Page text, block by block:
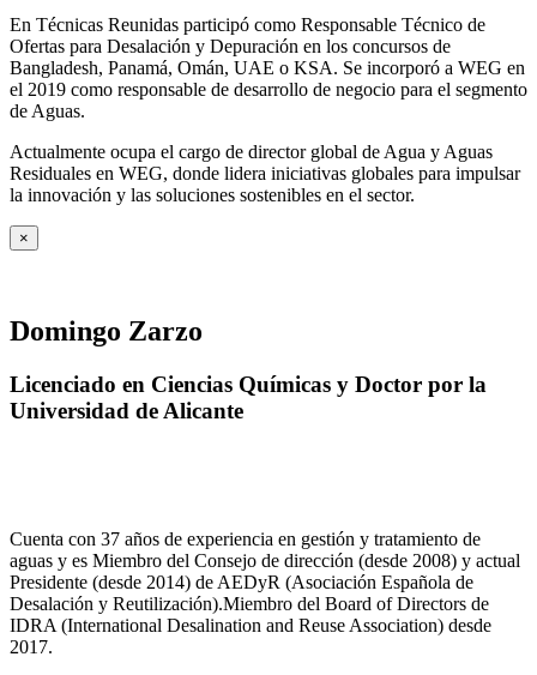
En Técnicas Reunidas participó como Responsable Técnico de
Ofertas para Desalación y Depuración en los concursos de
Bangladesh, Panamá, Omán, UAE o KSA. Se incorporó a WEG en
el 2019 como responsable de desarrollo de negocio para el segmento
de Aguas.
Actualmente ocupa el cargo de director global de Agua y Aguas
Residuales en WEG, donde lidera iniciativas globales para impulsar
la innovación y las soluciones sostenibles en el sector.
×
Domingo Zarzo
Licenciado en Ciencias Químicas y Doctor por la
Universidad de Alicante
Cuenta con 37 años de experiencia en gestión y tratamiento de
aguas y es Miembro del Consejo de dirección (desde 2008) y actual
Presidente (desde 2014) de AEDyR (Asociación Española de
Desalación y Reutilización).Miembro del Board of Directors de
IDRA (International Desalination and Reuse Association) desde
2017.